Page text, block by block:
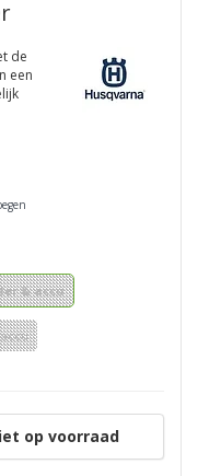
de
een
& accu
op voorraad